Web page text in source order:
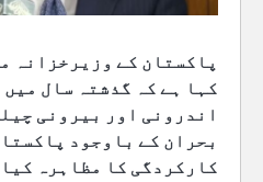
پاکستان کے وزیرخزانہ
کہا ہے کہ گذشتہ سال
اندرونی اور بیرونی
بحران کے باوجود
کارکردگی کا مظاہرہ